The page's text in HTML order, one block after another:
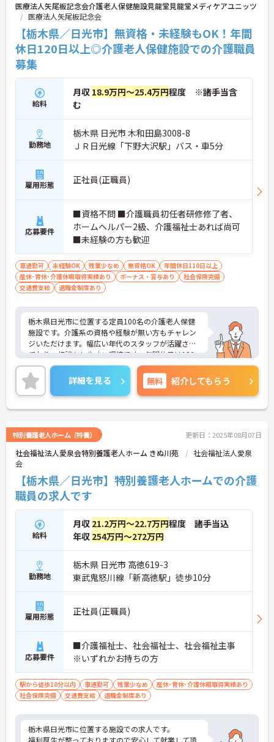
医療法人矢尾板記念会介護老人保健施設見龍堂見龍堂メディケアユニッツ
医療法人矢尾板記念会
【栃木県／日光市】無資格・未経験もOK！年間
休日120日以上◎介護老人保健施設での介護職員
募集
給料
月収 18.9万円～25.4万円程度 ※諸手当含
む
勤務地
栃木県 日光市 木和田島3008-8
ＪＲ日光線「下野大沢駅」バス・車5分
雇用形態 正社員(正職員)
応募要件
■資格不問 ■介護職員初任者研修修了者、
ホームヘルパー2級、介護福祉士あれば尚可
■未経験の方も歓迎
車通勤可 未経験OK 残業少なめ 無資格OK
年間休日110日以上
産休･育休･介護休暇取得実績あり
ボーナス・賞与あり
社会保険完備
交通費支給
退職金制度あり
栃木県日光市に位置する定員100名の介護老人保健
施設です。介護系の資格や経験が無い方もチャレン
ジいただけます。幅広い年代のスタッフが活躍され
ており、相談もしやすい環境です。年間休日は120
日以上、残業は月平均3時間程度と少なく、ワーク
ライフバランスを重視した働き方も叶います。ご興
味のある方には、面接対策ポイントなど、さらに詳
細をお話しいたしますのでお気軽にご相談くださ
い！
詳細を見る 無料 紹介してもらう
特別養護老人ホーム（特養） 更新日：2025年08月07日
社会福祉法人愛泉会特別養護老人ホーム きぬ川苑
社会福祉法人愛泉
会
【栃木県／日光市】特別養護老人ホームでの介護
職員の求人です
給料
月収 21.2万円～22.7万円程度 諸手当込
年収 254万円～272万円
勤務地
栃木県 日光市 高徳619-3
東武鬼怒川線「新高徳駅」徒歩10分
雇用形態 正社員(正職員)
応募要件
■介護福祉士、社会福祉士、社会福祉主事
※いずれかお持ちの方
駅から徒歩10分以内 車通勤可 残業少なめ
産休･育休･介護休暇取得実績あり
社会保険完備
交通費支給 退職金制度あり
栃木県日光市に位置する施設での求人です。